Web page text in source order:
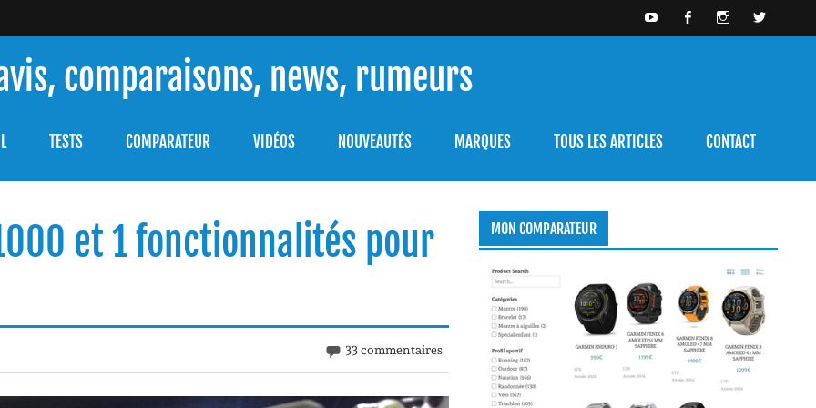
comparaisons, news, rumeurs
TESTS COMPARATEUR VIDÉOS NOUVEAUTÉS MARQUES TOUS LES ARTICLES CONTACT
et 1 fonctionnalités pour
33 commentaires
MON COMPARATEUR